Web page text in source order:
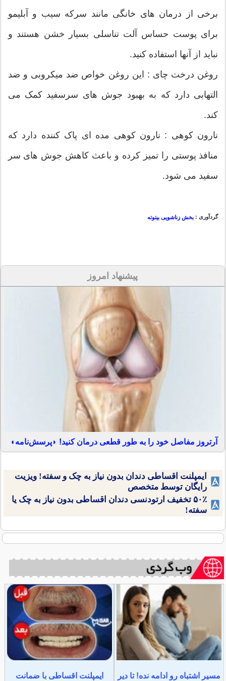
برخی از درمان های خانگی مانند سرکه سیب و آبلیمو
برای پوست حساس آلت تناسلی بسیار خشن هستند و
نباید از آنها استفاده کنید.
روغن درخت چای : این روغن خواص ضد میکروبی و ضد
التهابی دارد که به بهبود جوش های سرسفید کمک می
کند.
نارون کوهی : نارون کوهی مده ای پاک کننده دارد که
منافذ پوستی را تمیز کرده و باعث کاهش جوش های سر
سفید می شود.
گردآوری : بخش زناشویی بیتوته
پیشنهاد امروز
آرتروز مفاصل خود را به طور قطعی درمان کنید! ◗پرسش‌نامه◖
ایمپلنت اقساطی دندان بدون نیاز به چک و سفته! ویزیت
رایگان توسط متخصص
۵۰٪ تخفیف ارتودنسی دندان اقساطی بدون نیاز به چک یا
سفته!
مسیر اشتباه رو ادامه نده! تا دیر
ایمپلنت اقساطی با ضمانت